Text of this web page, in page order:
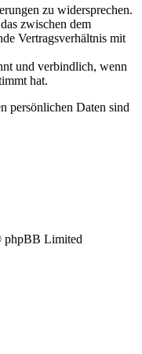
zu widersprechen.
zwischen dem
Vertragsverhältnis mit
und verbindlich, wenn
hat.
persönlichen Daten sind
phpBB Limited